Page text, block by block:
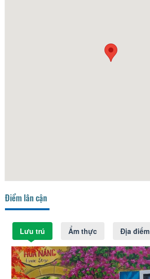
Điểm lân cận
Lưu trú Ẩm thực Địa điểm